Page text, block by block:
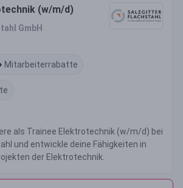
(w/m/d)
GmbH
Mitarbeiterrabatte
als Trainee Elektrotechnik (w/m/d) bei
und entwickle deine Fähigkeiten in
der Elektrotechnik.